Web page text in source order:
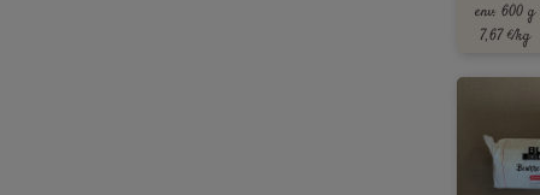
env. 600 g
7,67 €/kg